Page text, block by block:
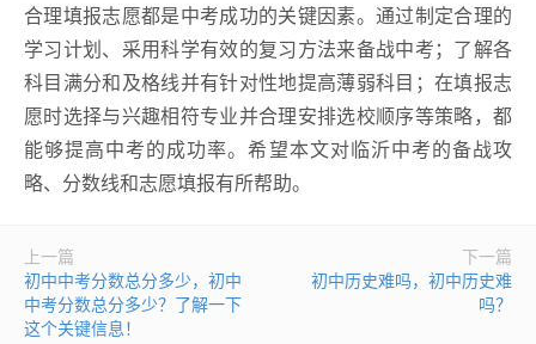
合理填报志愿都是中考成功的关键因素。通过制定合理的
学习计划、采用科学有效的复习方法来备战中考；了解各
科目满分和及格线并有针对性地提高薄弱科目；在填报志
愿时选择与兴趣相符专业并合理安排选校顺序等策略，都
能够提高中考的成功率。希望本文对临沂中考的备战攻
略、分数线和志愿填报有所帮助。
上一篇
初中中考分数总分多少，初中
中考分数总分多少？了解一下
这个关键信息！
下一篇
初中历史难吗，初中历史难
吗？